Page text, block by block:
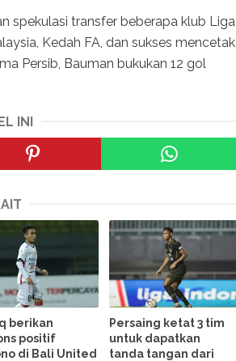
spekulasi transfer beberapa klub Liga
Kedah FA, dan sukses mencetak
Persib, Bauman bukukan 12 gol
INI
berikan
positif
di Bali United
Persaing ketat 3 tim
untuk dapatkan
tanda tangan dari